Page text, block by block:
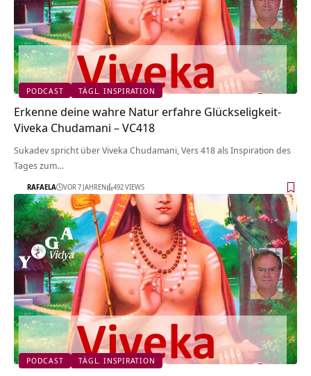
PODCAST TÄGL. INSPIRATION
Erkenne deine wahre Natur erfahre Glückseligkeit-
Viveka Chudamani – VC418
Sukadev spricht über Viveka Chudamani, Vers 418 als Inspiration des
Tages zum…
RAFAELA VOR 7 JAHREN 492 VIEWS
PODCAST TÄGL. INSPIRATION